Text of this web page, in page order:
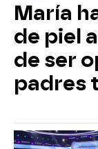
María
de piel
de ser
padres